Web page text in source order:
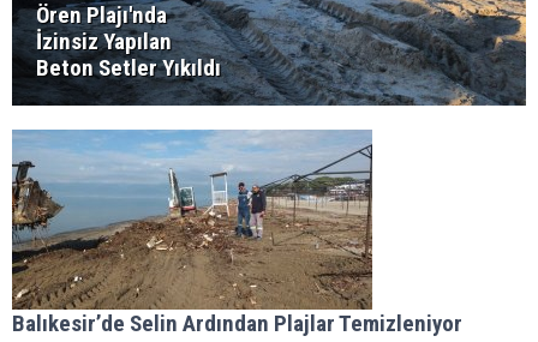
Ören Plajı'nda
İzinsiz Yapılan
Beton Setler Yıkıldı
Balıkesir’de Selin Ardından Plajlar Temizleniyor